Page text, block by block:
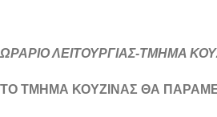
ΩΡΑΡΙΟ ΛΕΙΤΟΥΡΓΙΑΣ-ΤΜΗΜΑ
ΤΟ ΤΜΗΜΑ ΚΟΥΖΙΝΑΣ ΘΑ